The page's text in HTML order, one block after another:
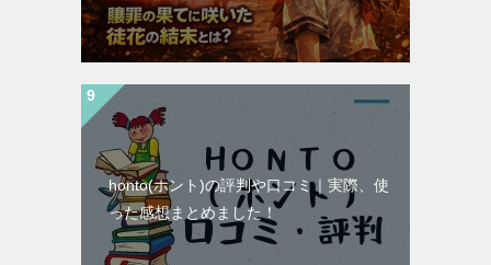
honto(ホント)の評判や口コミ｜実際、使
った感想まとめました！